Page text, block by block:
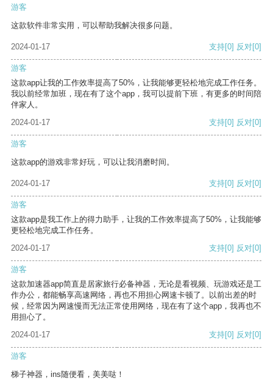
游客
这款软件非常实用，可以帮助我解决很多问题。
2024-01-17 支持[0] 反对[0]
游客
这款app让我的工作效率提高了50%，让我能够更轻松地完成工作任务。
我以前经常加班，现在有了这个app，我可以提前下班，有更多的时间陪
伴家人。
2024-01-17
支持[0] 反对[0]
游客
这款app的游戏非常好玩，可以让我消磨时间。
2024-01-17 支持[0] 反对[0]
游客
这款app是我工作上的得力助手，让我的工作效率提高了50%，让我能够
更轻松地完成工作任务。
2024-01-17
支持[0] 反对[0]
游客
这款加速器app简直是居家旅行必备神器，无论是看视频、玩游戏还是工
作办公，都能畅享高速网络，再也不用担心网速卡顿了。以前出差的时
候，经常因为网速慢而无法正常使用网络，现在有了这个app，我再也不
用担心了。
2024-01-17
支持[0] 反对[0]
游客
梯子神器，ins随便看，美美哒！